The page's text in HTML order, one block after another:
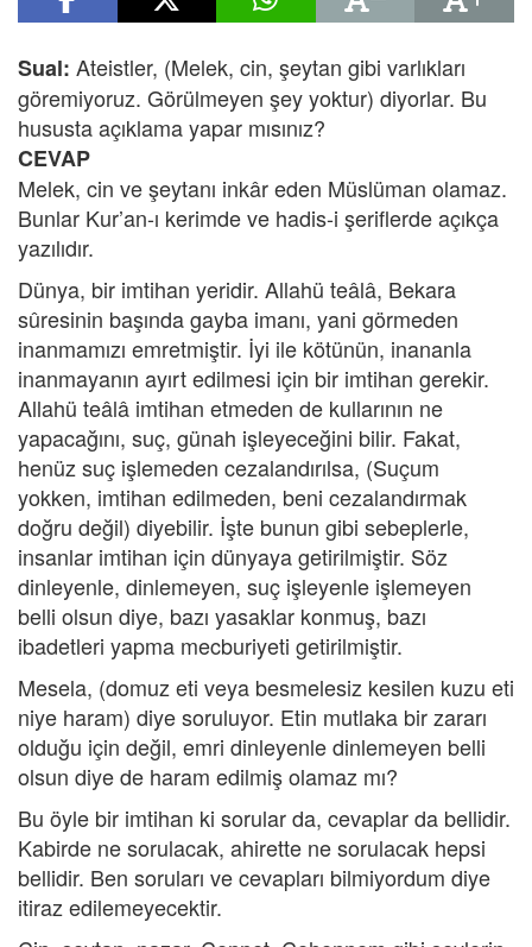
Sual: Ateistler, (Melek, cin, şeytan gibi varlıkları
göremiyoruz. Görülmeyen şey yoktur) diyorlar. Bu
hususta açıklama yapar mısınız?
CEVAP
Melek, cin ve şeytanı inkâr eden Müslüman olamaz.
Bunlar Kur’an-ı kerimde ve hadis-i şeriflerde açıkça
yazılıdır.
Dünya, bir imtihan yeridir. Allahü teâlâ, Bekara
sûresinin başında gayba imanı, yani görmeden
inanmamızı emretmiştir. İyi ile kötünün, inananla
inanmayanın ayırt edilmesi için bir imtihan gerekir.
Allahü teâlâ imtihan etmeden de kullarının ne
yapacağını, suç, günah işleyeceğini bilir. Fakat,
henüz suç işlemeden cezalandırılsa, (Suçum
yokken, imtihan edilmeden, beni cezalandırmak
doğru değil) diyebilir. İşte bunun gibi sebeplerle,
insanlar imtihan için dünyaya getirilmiştir. Söz
dinleyenle, dinlemeyen, suç işleyenle işlemeyen
belli olsun diye, bazı yasaklar konmuş, bazı
ibadetleri yapma mecburiyeti getirilmiştir.
Mesela, (domuz eti veya besmelesiz kesilen kuzu eti
niye haram) diye soruluyor. Etin mutlaka bir zararı
olduğu için değil, emri dinleyenle dinlemeyen belli
olsun diye de haram edilmiş olamaz mı?
Bu öyle bir imtihan ki sorular da, cevaplar da bellidir.
Kabirde ne sorulacak, ahirette ne sorulacak hepsi
bellidir. Ben soruları ve cevapları bilmiyordum diye
itiraz edilemeyecektir.